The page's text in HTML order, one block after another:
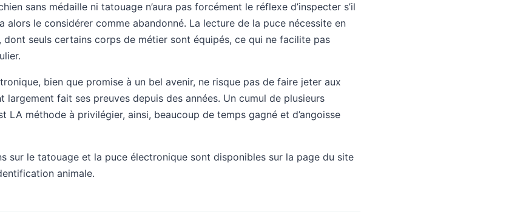
sans médaille ni tatouage n’aura pas forcément le réflexe d’inspecter s’il
alors le considérer comme abandonné. La lecture de la puce nécessite en
seuls certains corps de métier sont équipés, ce qui ne facilite pas
bien que promise à un bel avenir, ne risque pas de faire jeter aux
largement fait ses preuves depuis des années. Un cumul de plusieurs
LA méthode à privilégier, ainsi, beaucoup de temps gagné et d’angoisse
sur le tatouage et la puce électronique sont disponibles sur la page du site
animale.